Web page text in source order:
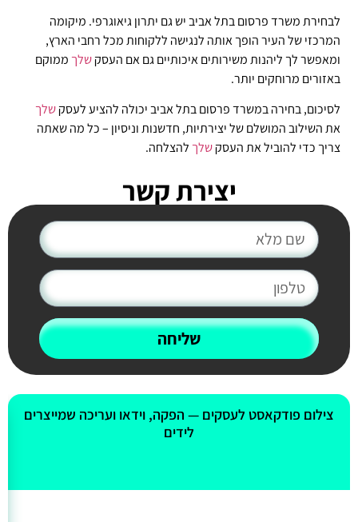
לבחירת משרד פרסום בתל אביב יש גם יתרון גיאוגרפי. מיקומה
המרכזי של העיר הופך אותה לנגישה ללקוחות מכל רחבי הארץ,
ומאפשר לך ליהנות משירותים איכותיים גם אם העסקשלךממוקם
באזורים מרוחקים יותר.
לסיכום, בחירה במשרד פרסום בתל אביב יכולה להציע לעסקשלך
את השילוב המושלם של יצירתיות, חדשנות וניסיון – כל מה שאתה
צריך כדי להוביל את העסקשלךלהצלחה.
יצירת קשר
שליחה
אולי יעניין אותך גם
צילום פודקאסט לעסקים — הפקה, וידאו ועריכה שמייצרים
לידים